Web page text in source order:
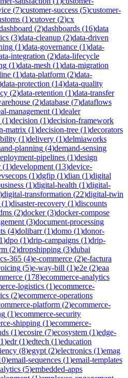
(7)customer-success (5)customer-
(1)cutover(2)cx
(2)dashboards (16)data
(3)data-cleanup (2)data-driven
(1)data-governance (1)data-
integration (2)data-lifecycle
(1)data-mesh (1)data-migration
(1)data-platform (2)data-
data-protection (14)data-quality
(2)data-retention (1)data-transfer
(2)database (7)dataflows
management (1)dealer
(1)decision (1)decision-framework
matrix (1)decision-tree (1)decorators
(1)delivery (1)delmiaworks
planning (4)demand-sensing
pipelines (1)design
(1)development (13)device-
(1)dgfip (1)dian (1)digital
(1)digital-health (1)digital-
)digital-transformation (22)digital-twin
(1)disaster-recovery (1)discounts
(2)docker(3)docker-compose
(3)document-processing
(4)dolibarr(1)domo (1)donor-
1)dpo (1)drip-campaigns (1)drip-
(2)dropshipping (3)dubai
365 (4)e-commerce (2)e-factura
(5)e-way-bill (1)e2e (2)eaa
(178)ecommerce-analytics
logistics (1)ecommerce-
(2)ecommerce-operations
platform (2)ecommerce-
(1)ecommerce-security
shipping (1)ecommerce-
(1)ecosire (7)ecosystem (1)edge-
1)edr(1)edtech (1)education
(8)egypt (2)electronics (1)emag
)email-sequences (1)email-templates
(5)embedded-apps